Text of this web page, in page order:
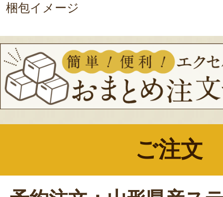
梱包イメージ
ご注文